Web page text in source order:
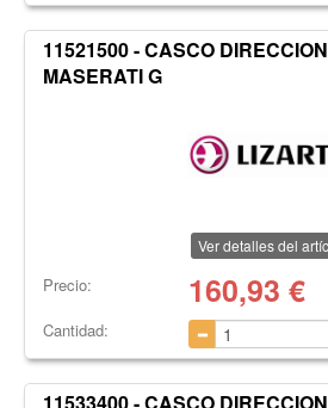
11521500 - CASCO
MASERATI G
Ver detalles del
Precio: 160,93 €
Cantidad: